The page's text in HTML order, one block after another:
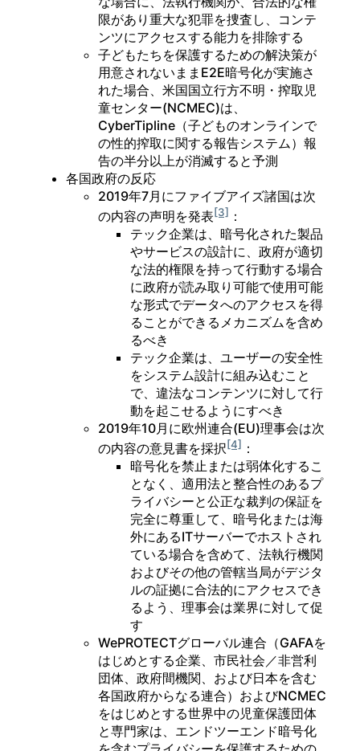
限があり重大な犯罪を捜査し、コンテ
ンツにアクセスする能力を排除する
子どもたちを保護するための解決策が
用意されないままE2E暗号化が実施さ
れた場合、米国国立行方不明・搾取児
童センター(NCMEC)は、
CyberTipline（子どものオンラインで
の性的搾取に関する報告システム）報
告の半分以上が消滅すると予測
各国政府の反応
2019年7月にファイブアイズ諸国は次
の内容の声明を発表 [3]
：
テック企業は、暗号化された製品
やサービスの設計に、政府が適切
な法的権限を持って行動する場合
に政府が読み取り可能で使用可能
な形式でデータへのアクセスを得
ることができるメカニズムを含め
るべき
テック企業は、ユーザーの安全性
をシステム設計に組み込むこと
で、違法なコンテンツに対して行
動を起こせるようにすべき
2019年10月に欧州連合(EU)理事会は次
の内容の意見書を採択 [4]
：
暗号化を禁止または弱体化するこ
となく、適用法と整合性のあるプ
ライバシーと公正な裁判の保証を
完全に尊重して、暗号化または海
外にあるITサーバーでホストされ
ている場合を含めて、法執行機関
およびその他の管轄当局がデジタ
ルの証拠に合法的にアクセスでき
るよう、理事会は業界に対して促
す
WePROTECTグローバル連合（GAFAを
はじめとする企業、市民社会／非営利
団体、政府間機関、および日本を含む
各国政府からなる連合）およびNCMEC
をはじめとする世界中の児童保護団体
と専門家は、エンドツーエンド暗号化